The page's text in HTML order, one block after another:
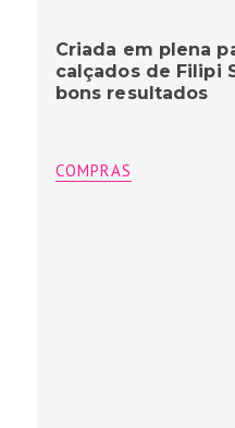
Criada em plena
calçados de Filipi
bons resultados
COMPRAS